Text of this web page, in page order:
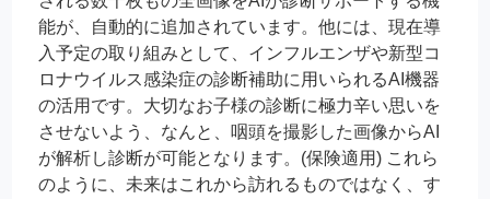
能が、自動的に追加されています。他には、現在導
入予定の取り組みとして、インフルエンザや新型コ
ロナウイルス感染症の診断補助に用いられるAI機器
の活用です。大切なお子様の診断に極力辛い思いを
させないよう、なんと、咽頭を撮影した画像からAI
が解析し診断が可能となります。(保険適用) これら
のように、未来はこれから訪れるものではなく、す